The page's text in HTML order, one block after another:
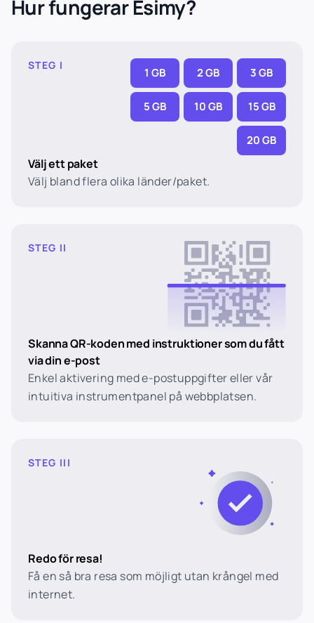
Hur fungerar Esimy?
STEG I
1 GB 2 GB 3 GB
5 GB 10 GB 15 GB
20 GB
Välj ett paket
Välj bland flera olika länder/paket.
STEG II
Skanna QR-koden med instruktioner som du fått
via din e-post
Enkel aktivering med e-postuppgifter eller vår
intuitiva instrumentpanel på webbplatsen.
STEG III
Redo för resa!
Få en så bra resa som möjligt utan krångel med
internet.